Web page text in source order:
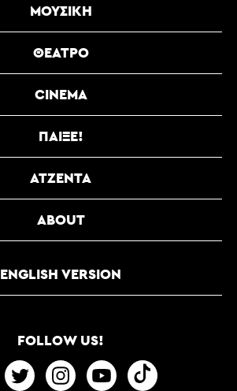
FOLLOW US!
ΜΟΥΣΙΚΉ
ΘΈΑΤΡΟ
CINEMA
ΠΑΊΞΕ!
ΑΤΖΈΝΤΑ
ABOUT
ENGLISH VERSION